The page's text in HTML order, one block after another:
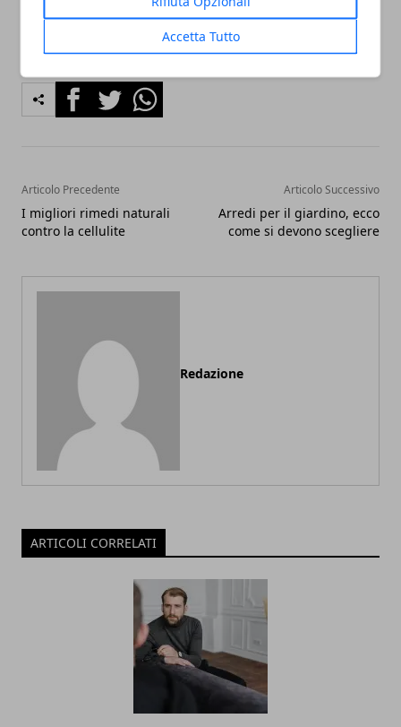
Accetta Tutto
FacebookTwitterWhatsapp
Articolo Precedente
I migliori rimedi naturali
contro la cellulite
Articolo Successivo
Arredi per il giardino, ecco
come si devono scegliere
Redazione
ARTICOLI CORRELATI